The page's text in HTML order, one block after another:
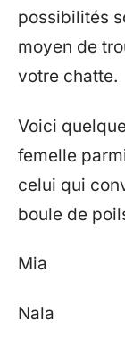
possibilités
moyen de
votre chatte.
Voici
femelle
celui qui
boule de
Mia
Nala